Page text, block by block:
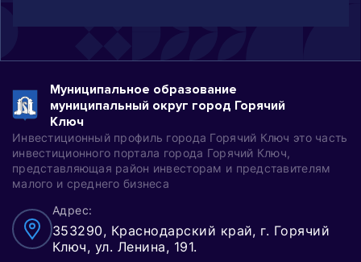
Муниципальное образование
муниципальный округ город Горячий
Ключ
Инвестиционный профиль города Горячий Ключ это часть
инвестиционного портала города Горячий Ключ,
представляющая район инвесторам и представителям
малого и среднего бизнеса
Адрес:
353290, Краснодарский край, г. Горячий
Ключ, ул. Ленина, 191.